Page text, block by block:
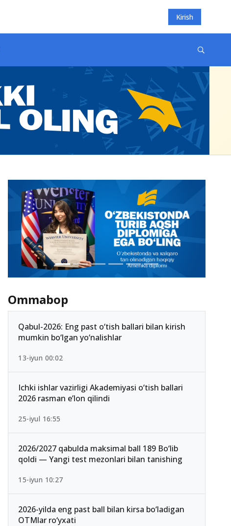
Kirish
Ommabop
Qabul-2026: Eng past o‘tish ballari bilan kirish
mumkin bo‘lgan yo‘nalishlar
13-iyun 00:02
Ichki ishlar vazirligi Akademiyasi o‘tish ballari
2026 rasman e’lon qilindi
25-iyul 16:55
2026/2027 qabulda maksimal ball 189 Bo‘lib
qoldi — Yangi test mezonlari bilan tanishing
15-iyun 10:27
2026-yilda eng past ball bilan kirsa bo‘ladigan
OTMlar ro‘yxati